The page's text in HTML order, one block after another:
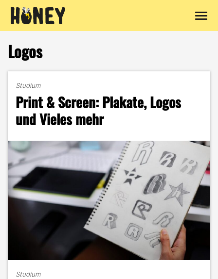
Inhalt
springen
Logos
Studium
Print & Screen: Plakate, Logos
und Vieles mehr
Studium